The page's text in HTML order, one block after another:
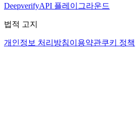
DeepverifyAPI 플레이그라운드
법적 고지
개인정보 처리방침이용약관쿠키 정책